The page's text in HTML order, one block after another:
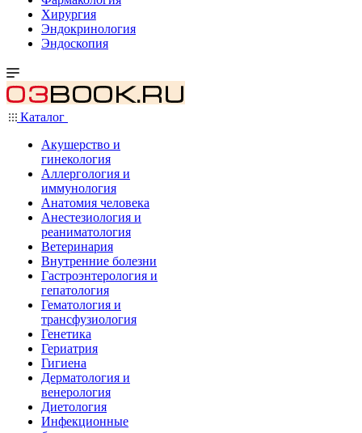
Хирургия
Эндокринология
Эндоскопия
Каталог
Акушерство и
гинекология
Аллергология и
иммунология
Анатомия человека
Анестезиология и
реаниматология
Ветеринария
Внутренние болезни
Гастроэнтерология и
гепатология
Гематология и
трансфузиология
Генетика
Гериатрия
Гигиена
Дерматология и
венерология
Диетология
Инфекционные